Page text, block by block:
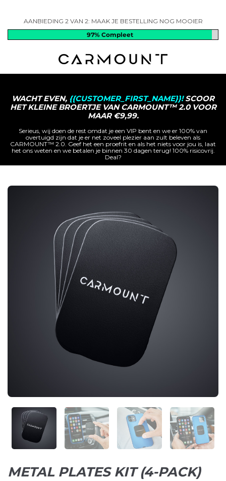
AANBIEDING 2 VAN 2: MAAK JE BESTELLING NOG MOOIER
97%Compleet
WACHT EVEN, {{CUSTOMER_FIRST_NAME}}!SCOOR
HET KLEINE BROERTJE VAN CARMOUNT™ 2.0 VOOR
MAAR €9,99.
Serieus, wij doen de rest omdat je een VIP bent en we er 100% van
overtuigd zijn dat je er net zoveel plezier aan zult beleven als
CARMOUNT™ 2.0. Geef het een proefrit en als het niets voor jou is, laat
het ons weten en we betalen je binnen 30 dagen terug! 100% risicovrij.
Deal?
METAL PLATES KIT (4-PACK)